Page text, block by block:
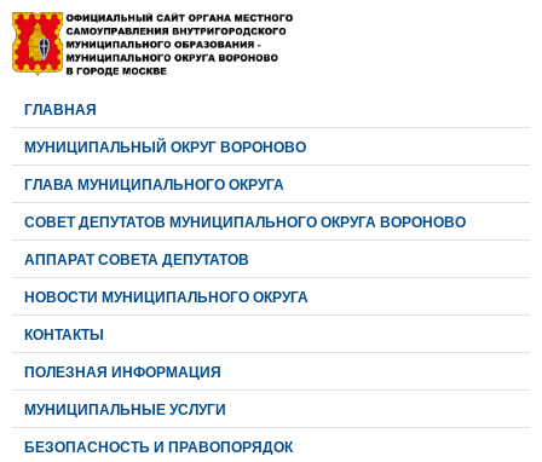
ГЛАВНАЯ
МУНИЦИПАЛЬНЫЙ ОКРУГ ВОРОНОВО
ГЛАВА МУНИЦИПАЛЬНОГО ОКРУГА
CОВЕТ ДЕПУТАТОВ МУНИЦИПАЛЬНОГО ОКРУГА ВОРОНОВО
АППАРАТ СОВЕТА ДЕПУТАТОВ
НОВОСТИ МУНИЦИПАЛЬНОГО ОКРУГА
КОНТАКТЫ
ПОЛЕЗНАЯ ИНФОРМАЦИЯ
МУНИЦИПАЛЬНЫЕ УСЛУГИ
БЕЗОПАСНОСТЬ И ПРАВОПОРЯДОК